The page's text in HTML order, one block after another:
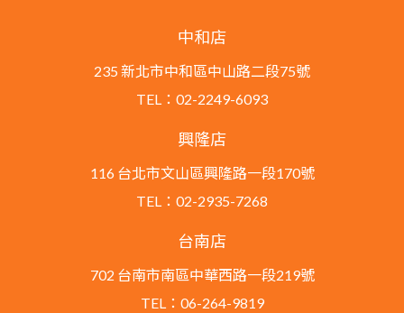
中和店
235 新北市中和區中山路二段75號
TEL：02-2249-6093
興隆店
116 台北市文山區興隆路一段170號
TEL：02-2935-7268
台南店
702 台南市南區中華西路一段219號
TEL：06-264-9819